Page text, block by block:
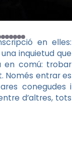
en elles:
inquietud que
en comú: trobar
Només entrar es
conegudes i
d’altres, tots